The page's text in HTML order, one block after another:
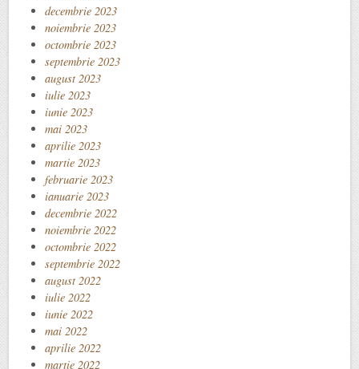
decembrie 2023
noiembrie 2023
octombrie 2023
septembrie 2023
august 2023
iulie 2023
iunie 2023
mai 2023
aprilie 2023
martie 2023
februarie 2023
ianuarie 2023
decembrie 2022
noiembrie 2022
octombrie 2022
septembrie 2022
august 2022
iulie 2022
iunie 2022
mai 2022
aprilie 2022
martie 2022